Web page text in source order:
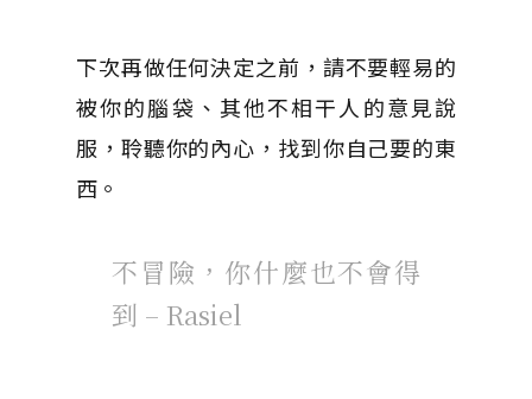
下次再做任何決定之前，請不要輕易的
被你的腦袋、其他不相干人的意見說
服，聆聽你的內心，找到你自己要的東
西。
不冒險，你什麼也不會得
到 – Rasiel